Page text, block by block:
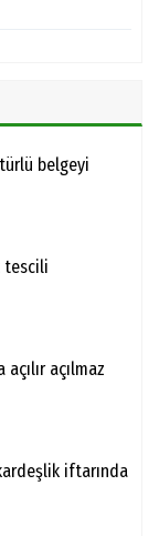
türlü belgeyi
tescili
açılmaz
iftarında